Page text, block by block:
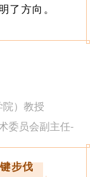
了方向。
）教授
委员会副主任-
步伐